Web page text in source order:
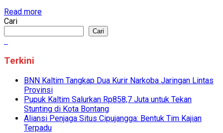
Read more
Cari
Cari
Terkini
BNN Kaltim Tangkap Dua Kurir Narkoba Jaringan Lintas
Provinsi
Pupuk Kaltim Salurkan Rp858,7 Juta untuk Tekan
Stunting di Kota Bontang
Aliansi Penjaga Situs Cipujangga: Bentuk Tim Kajian
Terpadu